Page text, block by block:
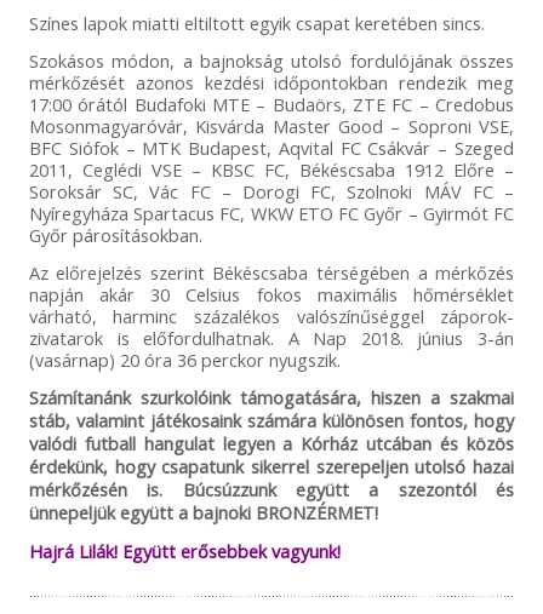
Színes lapok miatti eltiltott egyik csapat keretében sincs.
Szokásos módon, a bajnokság utolsó fordulójának összes
mérkőzését azonos kezdési időpontokban rendezik meg
17:00 órától Budafoki MTE – Budaörs, ZTE FC – Credobus
Mosonmagyaróvár, Kisvárda Master Good – Soproni VSE,
BFC Siófok – MTK Budapest, Aqvital FC Csákvár – Szeged
2011, Ceglédi VSE – KBSC FC, Békéscsaba 1912 Előre –
Soroksár SC, Vác FC – Dorogi FC, Szolnoki MÁV FC –
Nyíregyháza Spartacus FC, WKW ETO FC Győr – Gyirmót FC
Győr párosításokban.
Az előrejelzés szerint Békéscsaba térségében a mérkőzés
napján akár 30 Celsius fokos maximális hőmérséklet
várható, harminc százalékos valószínűséggel záporok-
zivatarok is előfordulhatnak. A Nap 2018. június 3-án
(vasárnap) 20 óra 36 perckor nyugszik.
Számítanánk szurkolóink támogatására, hiszen a szakmai
stáb, valamint játékosaink számára különösen fontos, hogy
valódi futball hangulat legyen a Kórház utcában és közös
érdekünk, hogy csapatunk sikerrel szerepeljen utolsó hazai
mérkőzésén is. Búcsúzzunk együtt a szezontól és
ünnepeljük együtt a bajnoki BRONZÉRMET!
Hajrá Lilák! Együtt erősebbek vagyunk!